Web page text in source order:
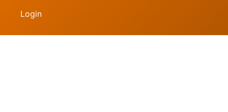
Login